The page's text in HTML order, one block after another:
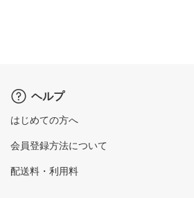
ヘルプ
はじめての方へ
会員登録方法について
配送料・利用料